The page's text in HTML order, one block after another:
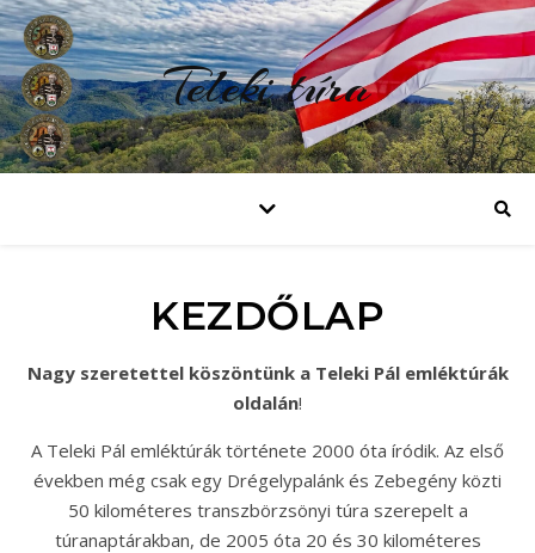
Teleki túra
KEZDŐLAP
Nagy szeretettel köszöntünk a Teleki Pál emléktúrák
oldalán!
A Teleki Pál emléktúrák története 2000 óta íródik. Az első
években még csak egy Drégelypalánk és Zebegény közti
50 kilométeres transzbörzsönyi túra szerepelt a
túranaptárakban, de 2005 óta 20 és 30 kilométeres